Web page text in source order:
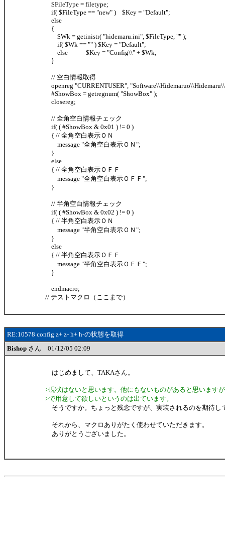
$FileType = filetype;
if( $FileType == "new" ) $Key = "Default";
else
{
$Wk = getinistr( "hidemaru.ini", $FileType, "" );
if( $Wk == "" ) $Key = "Default";
else $Key = "Config\\" + $Wk;
}
// 空白情報取得
openreg "CURRENTUSER",
#ShowBox = getregnum( "ShowBox" );
closereg;
// 全角空白情報チェック
if( ( #ShowBox & 0x01 ) != 0 )
{ // 全角空白表示ＯＮ
message "全角空白表示ＯＮ";
}
else
{ // 全角空白表示ＯＦＦ
message "全角空白表示ＯＦＦ";
}
// 半角空白情報チェック
if( ( #ShowBox & 0x02 ) != 0 )
{ // 半角空白表示ＯＮ
message "半角空白表示ＯＮ";
}
else
{ // 半角空白表示ＯＦＦ
message "半角空白表示ＯＦＦ";
}
endmacro;
// テストマクロ（ここまで）
RE:10578 config z+ z- h+ h-の状態を取得
Bishop さん 01/12/05 02:09
はじめまして、TAKAさん。
>現状はないと思います。他にもないものがあると思います
>で用意して欲しいというのは出ています。
そうですか。ちょっと残念ですが、実装されるのを期待し
それから、マクロありがたく使わせていただきます。
ありがとうございました。